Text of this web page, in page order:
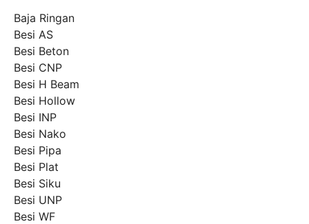
Baja Ringan
Besi AS
Besi Beton
Besi CNP
Besi H Beam
Besi Hollow
Besi INP
Besi Nako
Besi Pipa
Besi Plat
Besi Siku
Besi UNP
Besi WF